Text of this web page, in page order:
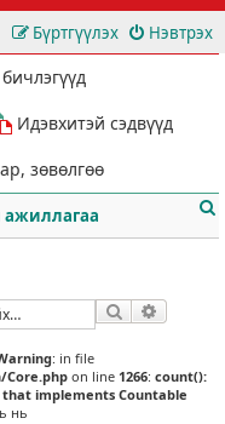
Нэвтрэх
Бүртгүүлэх
Идэвхитэй сэдвүүд
зөвөлгөө
ажиллагаа
Хайлт
: in file
on line 1266: count():
implements Countable
нь